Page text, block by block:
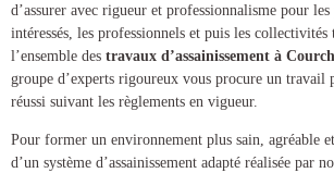
d’assurer avec rigueur et professionnalisme pour
intéressés, les professionnels et puis les
l’ensemble des travaux d’assainissement à
groupe d’experts rigoureux vous procure un travail
réussi suivant les règlements en vigueur.
Pour former un environnement plus sain, agréable
d’un système d’assainissement adapté réalisée par